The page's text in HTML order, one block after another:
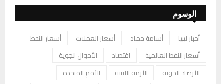
الوسوم
أخبار ليبيا أسامة حماد أسعار العملات
أسعار النفط
أسعار النفط العالمية
اقتصاد
الأحوال الجوية
الأرصاد الجوية
الأزمة الليبية
الأمم المتحدة